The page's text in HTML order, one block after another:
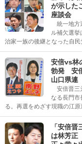
が示した
座談会
統一地方
ル補欠選
治家一族の後継となった自
安倍vs林
勃発 安
山口県連
安倍晋三
なる長門
る。再選をめざす現職の江
「安倍
は林芳